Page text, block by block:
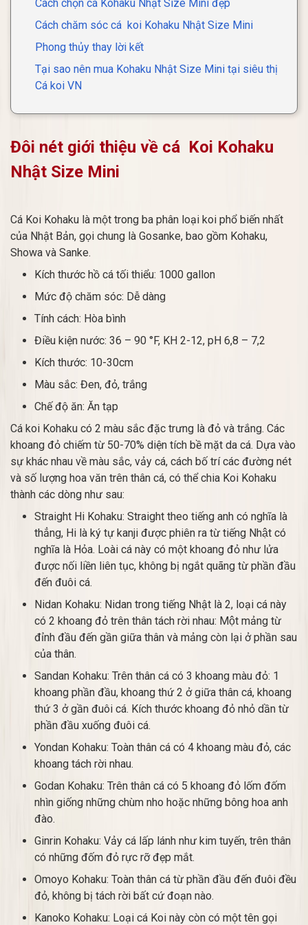
Cách chọn cá Kohaku Nhật Size Mini đẹp
Cách chăm sóc cá koi Kohaku Nhật Size Mini
Phong thủy thay lời kết
Tại sao nên mua Kohaku Nhật Size Mini tại siêu thị
Cá koi VN
Đôi nét giới thiệu về cá Koi Kohaku
Nhật Size Mini
Cá Koi Kohaku là một trong ba phân loại koi phổ biến nhất
của Nhật Bản, gọi chung là Gosanke, bao gồm Kohaku,
Showa và Sanke.
Kích thước hồ cá tối thiểu: 1000 gallon
Mức độ chăm sóc: Dễ dàng
Tính cách: Hòa bình
Điều kiện nước: 36 – 90 °F, KH 2-12, pH 6,8 – 7,2
Kích thước: 10-30cm
Màu sắc: Đen, đỏ, trắng
Chế độ ăn: Ăn tạp
Cá koi Kohaku có 2 màu sắc đặc trưng là đỏ và trắng. Các
khoang đỏ chiếm từ 50-70% diện tích bề mặt da cá. Dựa vào
sự khác nhau về màu sắc, vảy cá, cách bố trí các đường nét
và số lượng hoa văn trên thân cá, có thể chia Koi Kohaku
thành các dòng như sau:
Straight Hi Kohaku: Straight theo tiếng anh có nghĩa là
thẳng, Hi là ký tự kanji được phiên ra từ tiếng Nhật có
nghĩa là Hỏa. Loài cá này có một khoang đỏ như lửa
được nối liền liên tục, không bị ngắt quãng từ phần đầu
đến đuôi cá.
Nidan Kohaku: Nidan trong tiếng Nhật là 2, loại cá này
có 2 khoang đỏ trên thân tách rời nhau: Một mảng từ
đỉnh đầu đến gần giữa thân và mảng còn lại ở phần sau
của thân.
Sandan Kohaku: Trên thân cá có 3 khoang màu đỏ: 1
khoang phần đầu, khoang thứ 2 ở giữa thân cá, khoang
thứ 3 ở gần đuôi cá. Kích thước khoang đỏ nhỏ dần từ
phần đầu xuống đuôi cá.
Yondan Kohaku: Toàn thân cá có 4 khoang màu đỏ, các
khoang tách rời nhau.
Godan Kohaku: Trên thân cá có 5 khoang đỏ lốm đốm
nhìn giống những chùm nho hoặc những bông hoa anh
đào.
Ginrin Kohaku: Vảy cá lấp lánh như kim tuyến, trên thân
có những đốm đỏ rực rỡ đẹp mắt.
Omoyo Kohaku: Toàn thân cá từ phần đầu đến đuôi đều
đỏ, không bị tách rời bất cứ đoạn nào.
Kanoko Kohaku: Loại cá Koi này còn có một tên gọi